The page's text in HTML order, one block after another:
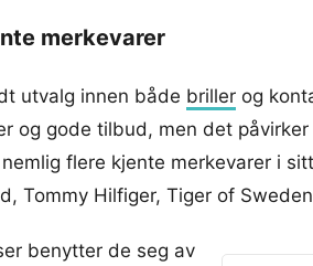
merkevarer
utvalg innen både briller og
og gode tilbud, men det
flere kjente merkevarer i
Tommy Hilfiger, Tiger of
benytter de seg av